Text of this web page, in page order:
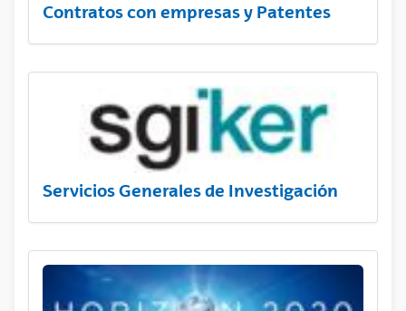
Contratos con empresas y Patentes
Servicios Generales de Investigación